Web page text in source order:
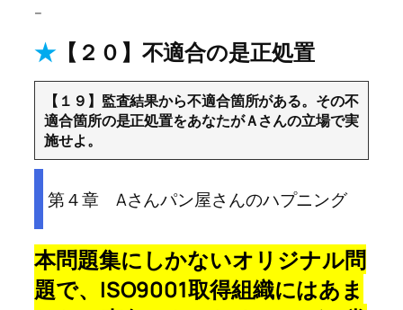
–
★【２０】不適合の是正処置
【１９】監査結果から不適合箇所がある。その不
適合箇所の是正処置をあなたがＡさんの立場で実
施せよ。
第４章 Aさんパン屋さんのハプニング
本問題集にしかないオリジナル問
題で、ISO9001取得組織にはあま